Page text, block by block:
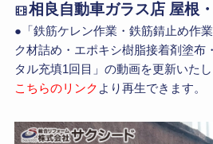
相良自動車ガラス店 屋根
●「鉄筋ケレン作業・鉄筋錆止め作
ク材詰め・エポキシ樹脂接着剤塗布
タル充填1回目」の動画を更新いたし
こちらのリンク より再生できます。